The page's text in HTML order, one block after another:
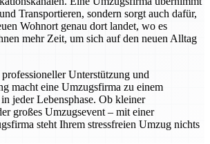
Transportieren, sondern sorgt auch dafür,
Wohnort genau dort landet, wo es
mehr Zeit, um sich auf den neuen Alltag
Unterstützung und
macht eine Umzugsfirma zu einem
jeder Lebensphase. Ob kleiner
großes Umzugsevent – mit einer
steht Ihrem stressfreien Umzug nichts